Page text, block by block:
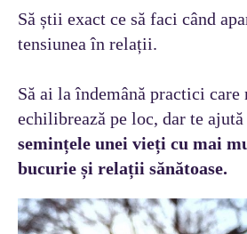
Să știi exact ce să faci când
tensiunea în relații.
Să ai la îndemână practici care
echilibrează pe loc, dar te ajută
semințele unei vieți cu mai
bucurie și relații sănătoase.